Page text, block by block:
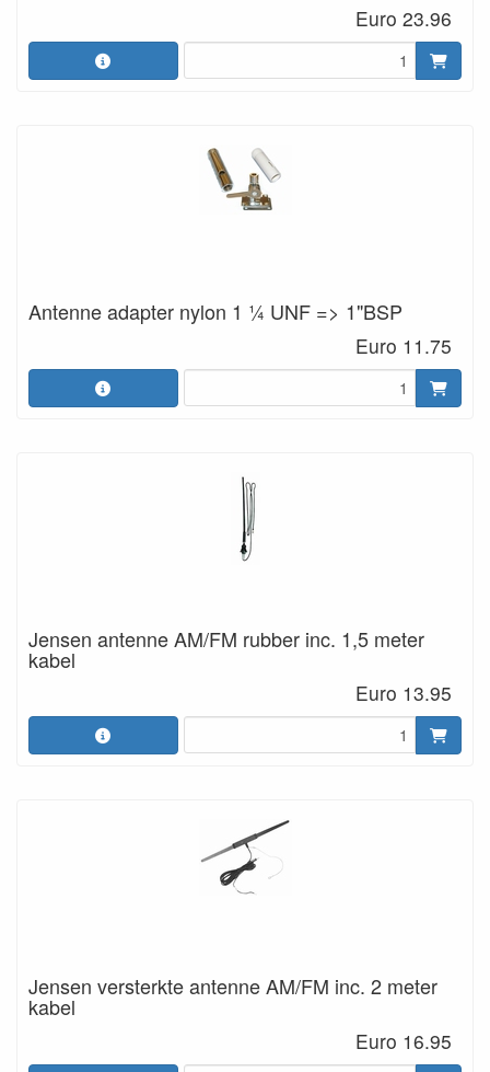
Euro 23.96
Antenne adapter nylon 1 ¼ UNF => 1"BSP
Euro 11.75
Jensen antenne AM/FM rubber inc. 1,5 meter
kabel
Euro 13.95
Jensen versterkte antenne AM/FM inc. 2 meter
kabel
Euro 16.95